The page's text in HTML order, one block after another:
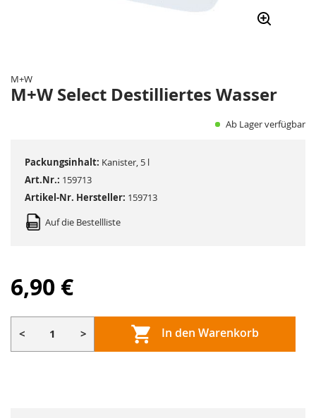
Bildergalerie
springen
M+W
M+W Select Destilliertes Wasser
Ab Lager verfügbar
Art.Nr.: 159713
Auf die Bestellliste
Artikel-Nr. Hersteller: 159713
Packungsinhalt: Kanister, 5 l
6,90 €
< > In den Warenkorb